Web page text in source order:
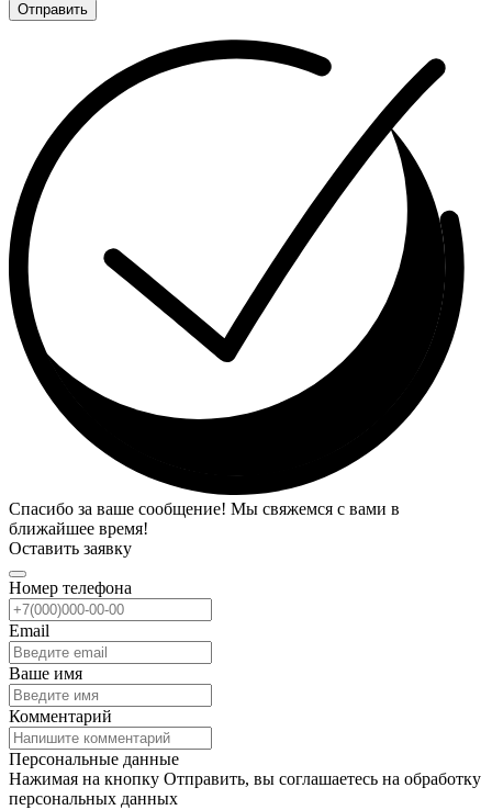
Отправить
Спасибо за ваше сообщение! Мы свяжемся с вами в
ближайшее время!
Оставить заявку
Номер телефона
Email
Ваше имя
Комментарий
Персональные данные
Нажимая на кнопку Отправить, вы соглашаетесь на обработку
персональных данных